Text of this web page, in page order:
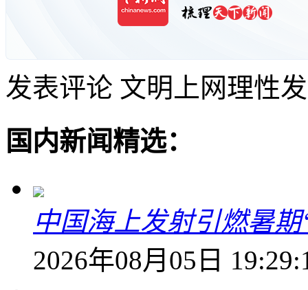
发表评论 文明上网理性
国内新闻精选：
中国海上发射引燃暑
2026年08月05日